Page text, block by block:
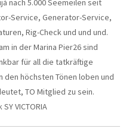
Service, Generator-Service,
Rig-Check und und und.
in der Marina Pier26 sind
für all die tatkräftige
den höchsten Tönen loben und
TO Mitglied zu sein.
VICTORIA